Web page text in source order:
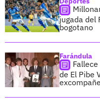
jugada del
bogotano
Farándula
de El Pibe